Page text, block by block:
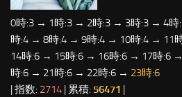
0時:3 → 1時:3 → 2時:3 → 3時:3 → 4
時:4 → 8時:4 → 9時:4 → 10時:4 → 11
14時:6 → 15時:6 → 16時:6 → 17時:6
時:6 → 21時:6 → 22時:6 → 23時:6
| 指数: 2714 | 累積: 56471 |